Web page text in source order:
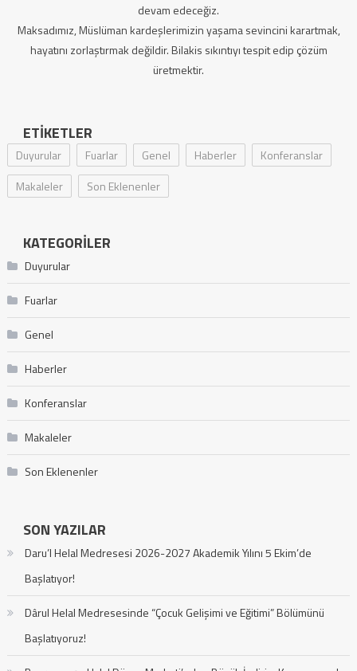
devam edeceğiz.
Maksadımız, Müslüman kardeşlerimizin yaşama sevincini karartmak,
hayatını zorlaştırmak değildir. Bilakis sıkıntıyı tespit edip çözüm
üretmektir.
ETIKETLER
Duyurular Fuarlar Genel Haberler
Konferanslar
Makaleler
Son Eklenenler
KATEGORILER
Duyurular
Fuarlar
Genel
Haberler
Konferanslar
Makaleler
Son Eklenenler
SON YAZILAR
Daru’l Helal Medresesi 2026-2027 Akademik Yılını 5 Ekim’de
Başlatıyor!
Dârul Helal Medresesinde “Çocuk Gelişimi ve Eğitimi” Bölümünü
Başlatıyoruz!